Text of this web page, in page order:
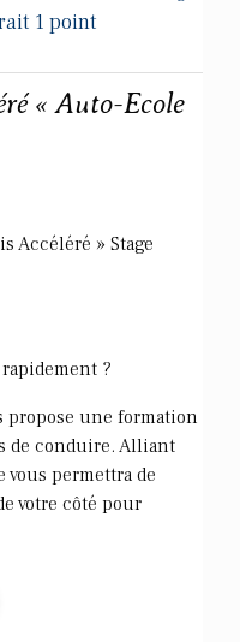
1 point
« Auto-Ecole
Accéléré » Stage
?
propose une formation
de conduire. Alliant
vous permettra de
votre côté pour